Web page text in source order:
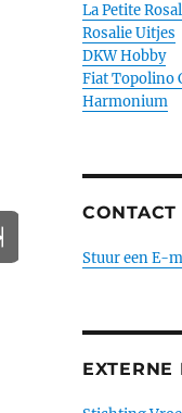
La Petite
Rosalie Uitjes
DKW Hobby
Fiat Topolino
Harmonium
CONTACT
Stuur een E-
EXTERNE